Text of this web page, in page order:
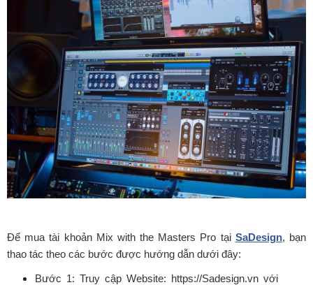
Để mua tài khoản Mix with the Masters Pro tại SaDesign, bạn
thao tác theo các bước được hướng dẫn dưới đây:
Bước 1: Truy cập Website: https://Sadesign.vn với